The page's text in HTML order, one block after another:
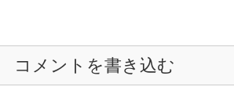
コメントを書き込む